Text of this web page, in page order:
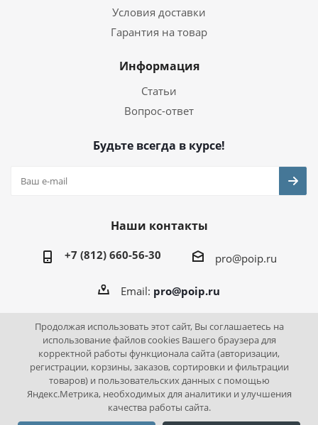
Условия доставки
Гарантия на товар
Информация
Статьи
Вопрос-ответ
Будьте всегда в курсе!
Наши контакты
+7 (812) 660-56-30 pro@poip.ru
Email: pro@poip.ru
2026 © ПО "Инновационная промышленность"
Продолжая использовать этот сайт, Вы соглашаетесь на
использование файлов cookies Вашего браузера для
корректной работы функционала сайта (авторизации,
регистрации, корзины, заказов, сортировки и фильтрации
товаров) и пользовательских данных с помощью
Яндекс.Метрика, необходимых для аналитики и улучшения
качества работы сайта.